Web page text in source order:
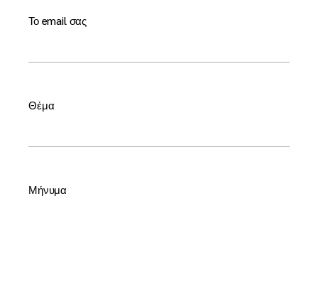
Το email σας
Θέμα
Μήνυμα